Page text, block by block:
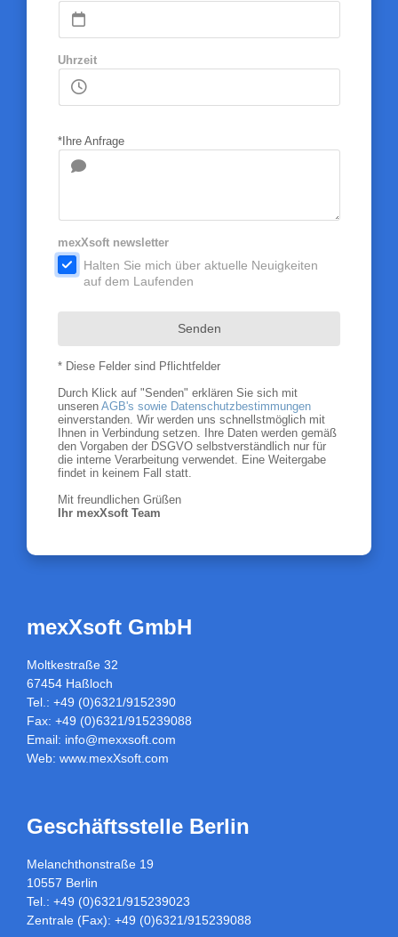
Uhrzeit
*Ihre Anfrage
mexXsoft newsletter
.
Halten Sie mich über aktuelle Neuigkeiten
auf dem Laufenden
Senden
* Diese Felder sind Pflichtfelder
Durch Klick auf "Senden" erklären Sie sich mit
unseren AGB's sowie Datenschutzbestimmungen
einverstanden. Wir werden uns schnellstmöglich mit
Ihnen in Verbindung setzen. Ihre Daten werden gemäß
den Vorgaben der DSGVO selbstverständlich nur für
die interne Verarbeitung verwendet. Eine Weitergabe
findet in keinem Fall statt.
Mit freundlichen Grüßen
Ihr mexXsoft Team
mexXsoft GmbH
Moltkestraße 32
67454 Haßloch
Tel.: +49 (0)6321/9152390
Fax: +49 (0)6321/915239088
Email: info@mexxsoft.com
Web: www.mexXsoft.com
Geschäftsstelle Berlin
Melanchthonstraße 19
10557 Berlin
Tel.: +49 (0)6321/915239023
Zentrale (Fax): +49 (0)6321/915239088